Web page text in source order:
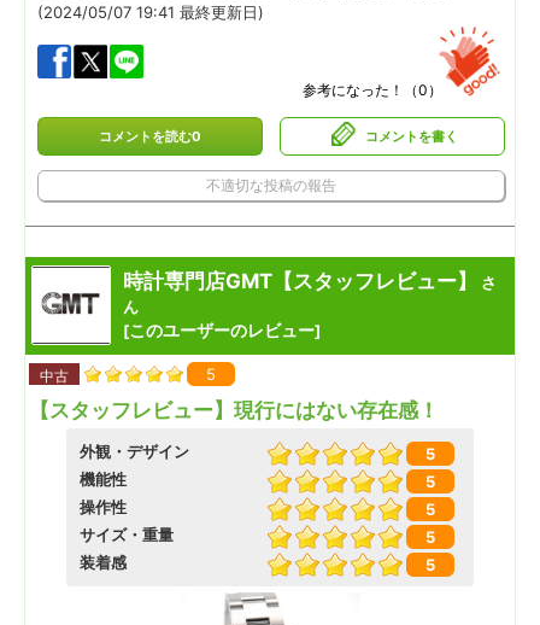
(2024/05/07 19:41 最終更新日)
参考になった！（0 ）
コメントを読む0 コメントを書く
不適切な投稿の報告
時計専門店GMT【スタッフレビュー】
さ
ん
[このユーザーのレビュー]
中古 5
【スタッフレビュー】現行にはない存在感！
外観・デザイン
5
機能性
5
操作性
5
サイズ・重量
5
装着感
5